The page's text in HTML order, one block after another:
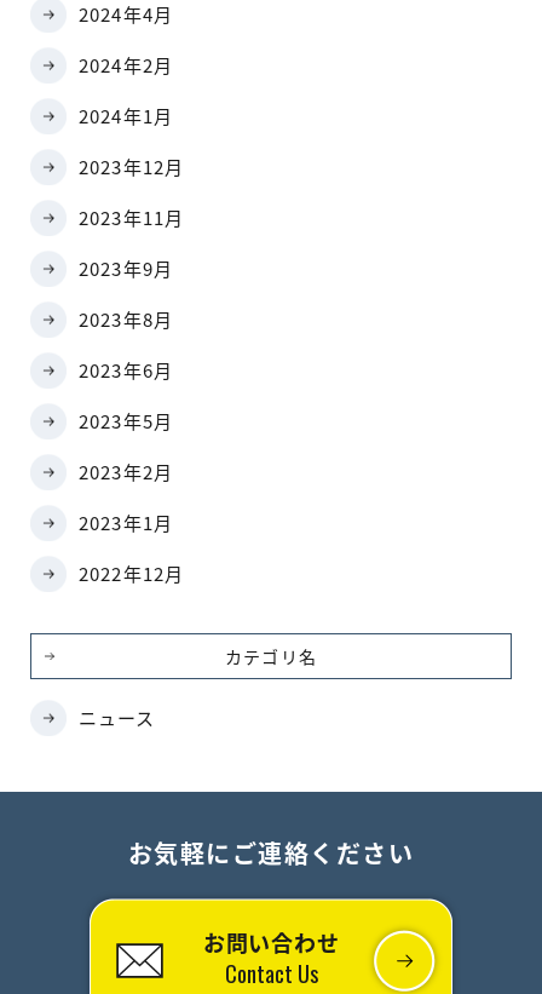
2024年4月
2024年2月
2024年1月
2023年12月
2023年11月
2023年9月
2023年8月
2023年6月
2023年5月
2023年2月
2023年1月
2022年12月
カテゴリ名
ニュース
お気軽にご連絡ください
お問い合わせ
Contact Us